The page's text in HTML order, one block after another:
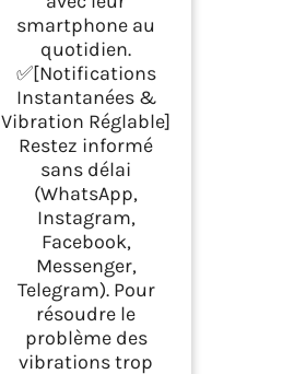
smartphone au
quotidien.
✅[Notifications
Instantanées &
Vibration Réglable]
Restez informé
sans délai
(WhatsApp,
Instagram,
Facebook,
Messenger,
Telegram). Pour
résoudre le
problème des
vibrations trop